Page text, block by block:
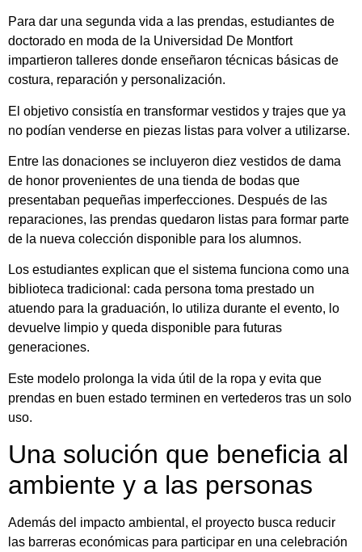
Para dar una segunda vida a las prendas, estudiantes de
doctorado en moda de la Universidad De Montfort
impartieron talleres donde enseñaron técnicas básicas de
costura, reparación y personalización.
El objetivo consistía en transformar vestidos y trajes que ya
no podían venderse en piezas listas para volver a utilizarse.
Entre las donaciones se incluyeron diez vestidos de dama
de honor provenientes de una tienda de bodas que
presentaban pequeñas imperfecciones. Después de las
reparaciones, las prendas quedaron listas para formar parte
de la nueva colección disponible para los alumnos.
Los estudiantes explican que el sistema funciona como una
biblioteca tradicional: cada persona toma prestado un
atuendo para la graduación, lo utiliza durante el evento, lo
devuelve limpio y queda disponible para futuras
generaciones.
Este modelo prolonga la vida útil de la ropa y evita que
prendas en buen estado terminen en vertederos tras un solo
uso.
Una solución que beneficia al
ambiente y a las personas
Además del impacto ambiental, el proyecto busca reducir
las barreras económicas para participar en una celebración